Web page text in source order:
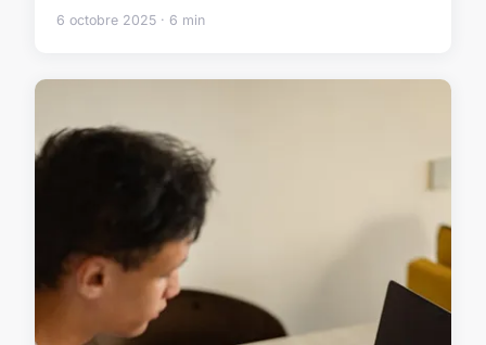
6 octobre 2025 · 6 min